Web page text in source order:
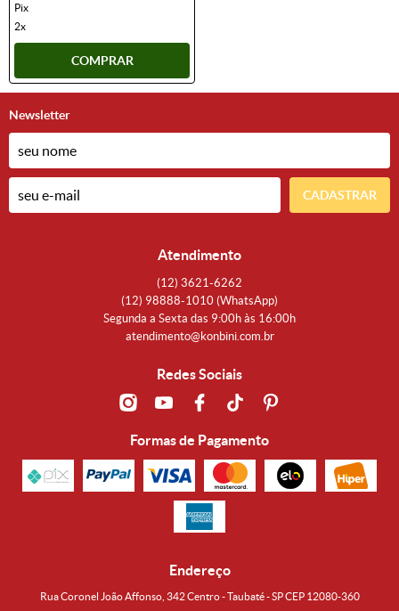
Pix
2x
COMPRAR
Newsletter
CADASTRAR
Atendimento
(12) 3621-6262
(12) 98888-1010 (WhatsApp)
Segunda a Sexta das 9:00h às 16:00h
atendimento@konbini.com.br
Redes Sociais
Formas de Pagamento
Endereço
Rua Coronel João Affonso, 342 Centro - Taubaté - SP CEP 12080-360